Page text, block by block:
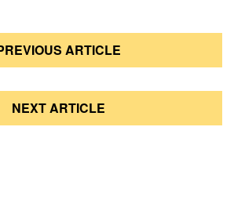
ARTICLE
NEXT ARTICLE